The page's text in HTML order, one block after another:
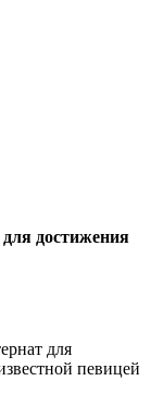
достижения
для
певицей